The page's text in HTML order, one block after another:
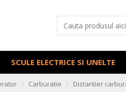
SCULE ELECTRICE SI UNELTE
Carburatie Distantier